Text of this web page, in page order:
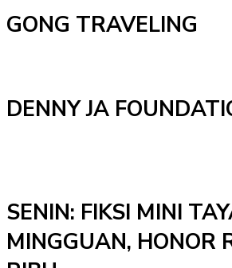
GONG TRAVELING
DENNY JA
SENIN: FIKSI MINI
MINGGUAN, HONOR